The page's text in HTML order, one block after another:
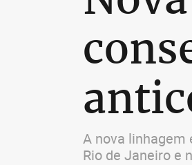
A nova linhagem
Rio de Janeiro e